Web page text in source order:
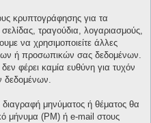
κρυπτογράφησης για τα
τραγούδια, λογαριασμούς,
να χρησιμοποιείτε άλλες
ή προσωπικών σας δεδομένων.
φέρει καμία ευθύνη για τυχόν
δεδομένων.
μηνύματος ή θέματος θα
μήνυμα (PM) ή e-mail στους